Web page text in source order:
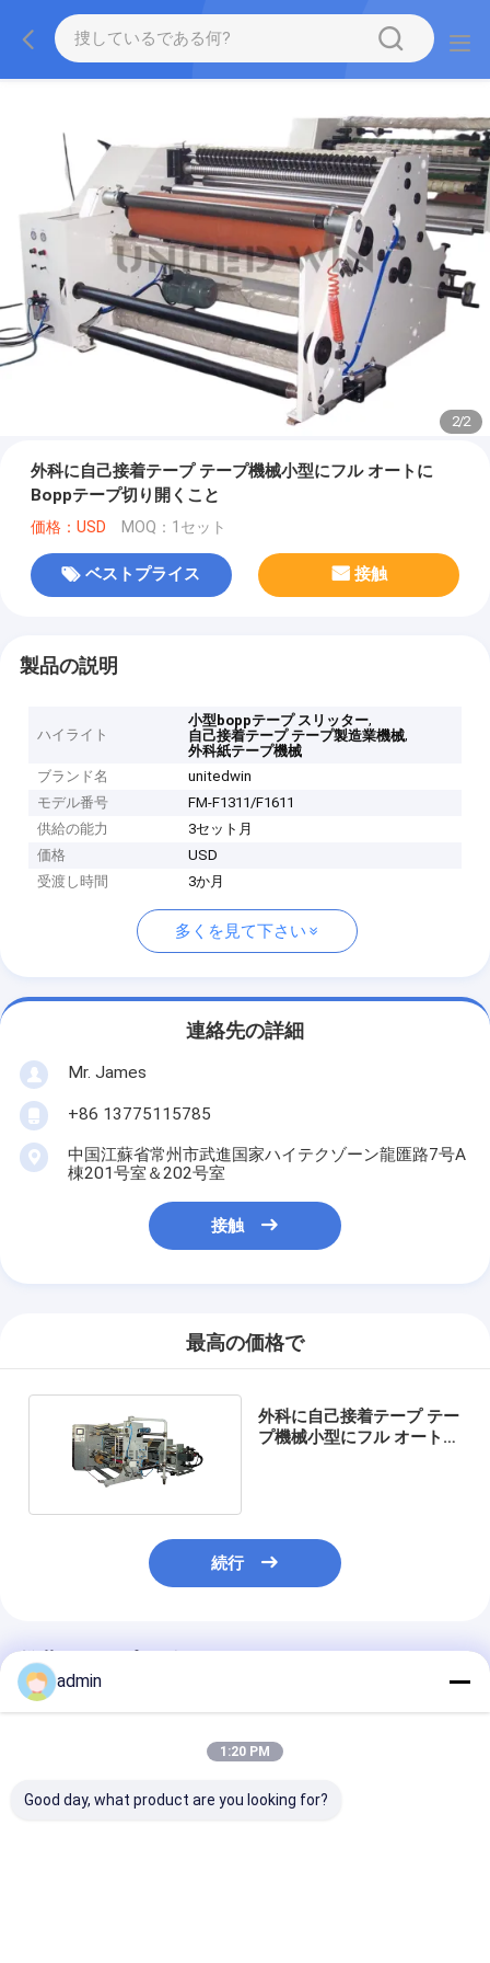
2/2
外科に自己接着テープ テープ機械小型にフル オートに
Boppテープ切り開くこと
価格：USD MOQ：1セット
ベストプライス 接触
製品の説明
ハイライト
小型boppテープ スリッター,
自己接着テープ テープ製造業機械,
外科紙テープ機械
ブランド名
unitedwin
モデル番号
FM-F1311/F1611
供給の能力
3セット月
価格
USD
受渡し時間
3か月
多くを見て下さい
連絡先の詳細
Mr. James
+86 13775115785
中国江蘇省常州市武進国家ハイテクゾーン龍匯路7号A
棟201号室＆202号室
接触
最高の価格で
外科に自己接着テープ テー
プ機械小型にフル オートに
続行
推薦されたプロダクト
admin
1:20 PM
Good day, what product are you looking for?